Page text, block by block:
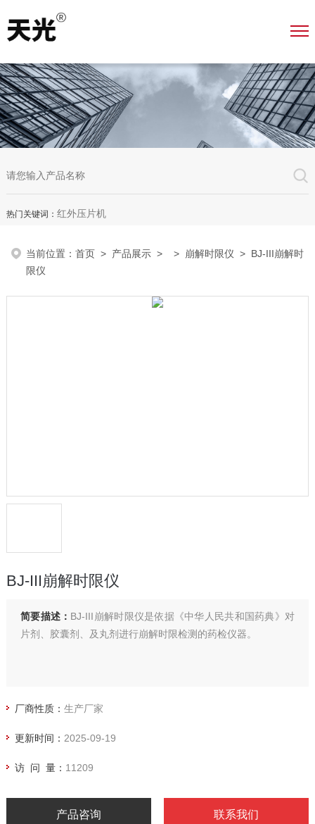
热门关键词： 红外压片机
当前位置：首页 > 产品展示 > > 崩解时限仪 > BJ-III崩解时
限仪
BJ-III崩解时限仪
简要描述： BJ-III崩解时限仪是依据《中华人民共和国药典》对
片剂、胶囊剂、及丸剂进行崩解时限检测的药检仪器。
厂商性质： 生产厂家
更新时间： 2025-09-19
访 问 量： 11209
产品咨询 联系我们